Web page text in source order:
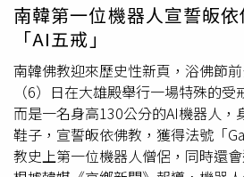
躍升為「中南部的新核心」，因為嘉
富，又是人文薈萃之地，也是「長照
養老，但前提是交通必須方便。 因
「十大旗艦計畫」中，輕軌捷運是重
輕軌將帶來嘉義市「都市翻轉」，
衡」，這是黃敏惠的政見，也是他
次，他要對上的，是非常接地氣、
的民進黨立委王美惠，即便藍白合
時，則直接搞笑化身場外解說員，盯
看你有點緊張，（心裡想）是不是
了」，完整體現「你在笑、我在鬧
楊紫（左）被王梓豪抓走上演強制愛
際版）但兩人才剛迎來高甜時刻，
機，田本昌陷害並刻意揭露駱文謙
入獄，李禎四處奔走設法救人，自
爭取活命機會，甚至不惜下跪向將
南韓第一位機器人宣誓皈
「AI五戒」
南韓佛教迎來歷史性新頁，浴佛節
（6）日在大雄殿舉行一場特殊的受
而是一名身高130公分的AI機器人，
鞋子，宣誓皈依佛教，獲得法號「
教史上第一位機器人僧侶，同時還